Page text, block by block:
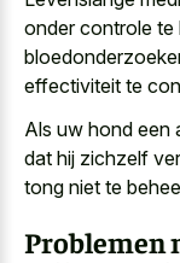
onder controle te
effectiviteit te
Als uw hond een
dat hij zichzelf
tong niet te
Problemen